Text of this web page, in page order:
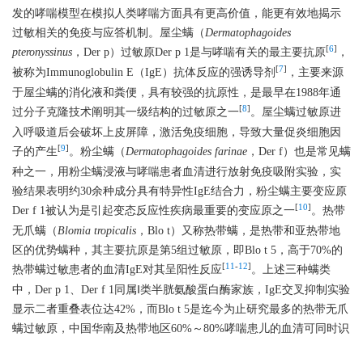
发的哮喘模型在模拟人类哮喘方面具有更高价值，能更有效地揭示
过敏相关的免疫与应答机制。屋尘螨（Dermatophagoides
pteronyssinus ，Der p）过敏原Der p 1是与哮喘有关的最主要抗原[6]
，
被称为Immunoglobulin E（IgE）抗体反应的强诱导剂 [7]
，主要来源
于屋尘螨的消化液和粪便，具有较强的抗原性，是最早在1988年通
过分子克隆技术阐明其一级结构的过敏原之一[8] 。屋尘螨过敏原进
入呼吸道后会破坏上皮屏障，激活免疫细胞，导致大量促炎细胞因
子的产生[9] 。粉尘螨（Dermatophagoides farinae ，Der f）也是常见螨
种之一，用粉尘螨浸液与哮喘患者血清进行放射免疫吸附实验，实
验结果表明约30余种成分具有特异性IgE结合力，粉尘螨主要变应原
Der f 1被认为是引起变态反应性疾病最重要的变应原之一[10] 。热带
无爪螨（Blomia tropicalis ，Blo t）又称热带螨，是热带和亚热带地
区的优势螨种，其主要抗原是第5组过敏原，即Blo t 5，高于70%的
热带螨过敏患者的血清IgE对其呈阳性反应[11 -12] 。上述三种螨类
中，Der p 1、Der f 1同属Ⅰ类半胱氨酸蛋白酶家族，IgE交叉抑制实验
显示二者重叠表位达42%，而Blo t 5是迄今为止研究最多的热带无爪
螨过敏原，中国华南及热带地区60%～80%哮喘患儿的血清可同时识